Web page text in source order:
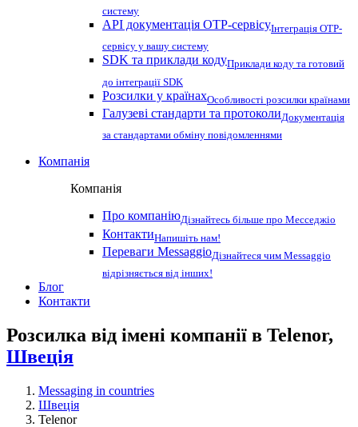
систему
API документація OTP-сервісуІнтеграція OTP-
сервісу у вашу систему
SDK та приклади кодуПриклади коду та готовий
до інтеграції SDK
Розсилки у країнахОсобливості розсилки країнами
Галузеві стандарти та протоколиДокументація
за стандартами обміну повідомленнями
Компанія
Компанія
Про компаніюДізнайтесь більше про Месседжіо
КонтактиНапишіть нам!
Переваги MessaggioДізнайтеся чим Messaggio
відрізняється від інших!
Блог
Контакти
Розсилка від імені компанії в Telenor,
Швеція
Messaging in countries
Швеція
Telenor